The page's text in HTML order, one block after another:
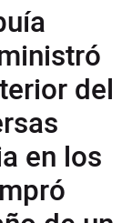
del
en los